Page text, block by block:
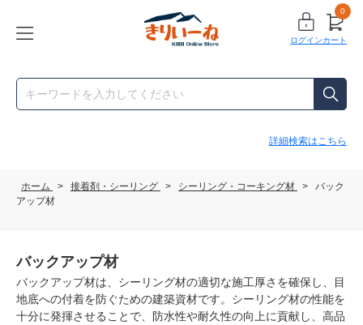
ログイン
0
カート
詳細検索はこちら
ホーム > 接着剤・シーリング > シーリング・コーキング材 >
バック
アップ材
バックアップ材
バックアップ材は、シーリング材の適切な施工厚さを確保し、目
地底への付着を防ぐための建築資材です。シーリング材の性能を
十分に発揮させることで、防水性や耐久性の向上に貢献し、高品